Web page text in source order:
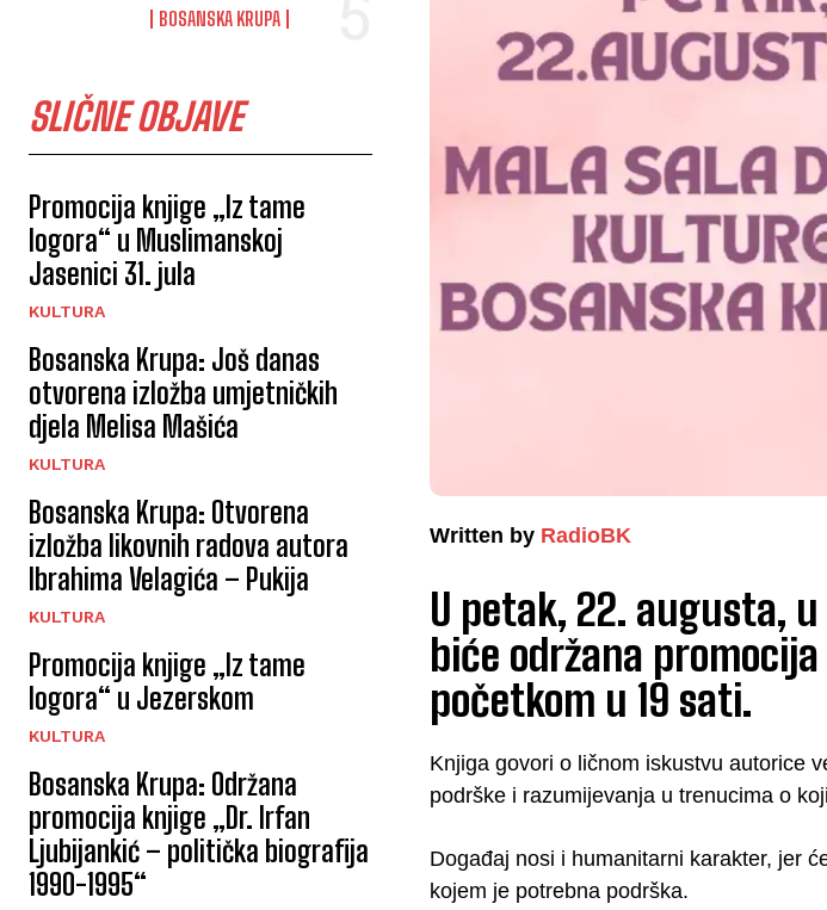
BOSANSKA KRUPA
SLIČNE OBJAVE
Promocija knjige „Iz tame
logora“ u Muslimanskoj
Jasenici 31. jula
KULTURA
Bosanska Krupa: Još danas
otvorena izložba umjetničkih
djela Melisa Mašića
KULTURA
Bosanska Krupa: Otvorena
izložba likovnih radova autora
Ibrahima Velagića – Pukija
KULTURA
Promocija knjige „Iz tame
logora“ u Jezerskom
KULTURA
Bosanska Krupa: Održana
promocija knjige „Dr. Irfan
Ljubijankić – politička biografija
1990-1995“
Written by RadioBK
U petak, 22. augusta,
biće održana
početkom u 19 sati.
Knjiga govori o ličnom iskustvu autorice
podrške i razumijevanja u trenucima o
Događaj nosi i humanitarni karakter, jer
kojem je potrebna podrška.